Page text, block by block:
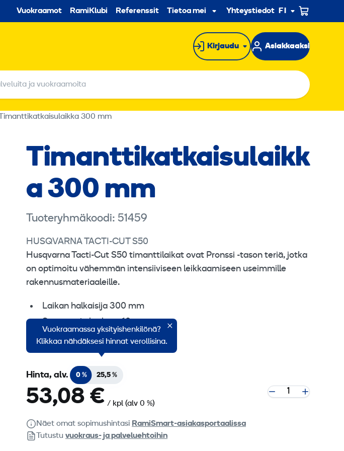
Toissijainen
Vuokraamot RamiKlubi Referenssit Tietoa meistäAlavalikko
Yhteystiedot FI
Kirjaudu Asiakkaaksi
ja vuokraamoita
ja vuokraamoita
Timanttikatkaisulaikka 300 mm
Timanttikatkaisulaikk
a 300 mm
Tuoteryhmäkoodi: 51459
HUSQVARNA TACTI-CUT S50
Husqvarna Tacti-Cut S50 timanttilaikat ovat Pronssi -tason teriä, jotka
on optimoitu vähemmän intensiiviseen leikkaamiseen useimmille
rakennusmateriaaleille.
Laikan halkaisija 300 mm
Segmentin korkeus 10 mm
Keskireiän halkaisija 25,4 mm
Vuokraamassa yksityishenkilönä?
Klikkaa nähdäksesi hinnat verollisina.
Hinta, alv. 0 % 25,5 %
53,08 € / kpl (alv 0 %)
Näet omat sopimushintasi RamiSmart-asiakasportaalissa
Tutustu vuokraus- ja palveluehtoihin